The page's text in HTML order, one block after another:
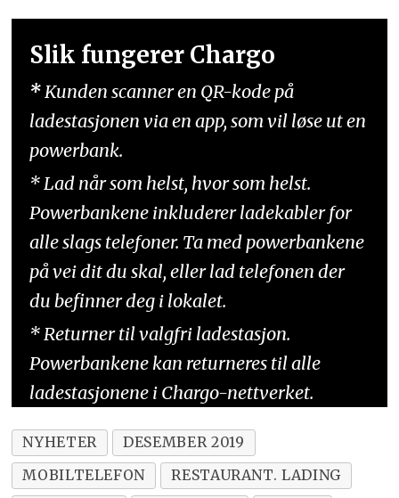
Slik fungerer Chargo
* Kunden scanner en QR-kode på
ladestasjonen via en app, som vil løse ut en
powerbank.
* Lad når som helst, hvor som helst.
Powerbankene inkluderer ladekabler for
alle slags telefoner. Ta med powerbankene
på vei dit du skal, eller lad telefonen der
du befinner deg i lokalet.
* Returner til valgfri ladestasjon.
Powerbankene kan returneres til alle
ladestasjonene i Chargo-nettverket.
NYHETER
DESEMBER 2019
MOBILTELEFON
RESTAURANT. LADING